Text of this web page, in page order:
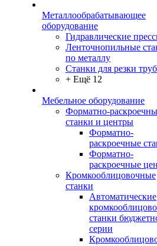
Металлообрабатывающее
оборудование
Гидравлические
Ленточнопильные
по металлу
Станки для резки труб
+ Ещё 12
Мебельное оборудование
Форматно-
станки и центры
Форматно-
раскроечные
Форматно-
раскроечные
Кромкооблицовочные
станки
Автоматические
станки
серии